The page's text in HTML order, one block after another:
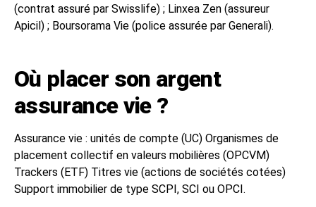
(contrat assuré par Swisslife) ; Linxea Zen (assureur
Apicil) ; Boursorama Vie (police assurée par Generali).
Où placer son argent
assurance vie ?
Assurance vie : unités de compte (UC) Organismes de
placement collectif en valeurs mobilières (OPCVM)
Trackers (ETF) Titres vie (actions de sociétés cotées)
Support immobilier de type SCPI, SCI ou OPCI.